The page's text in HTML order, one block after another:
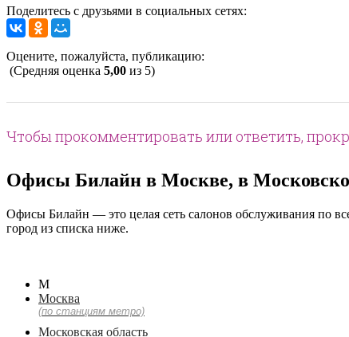
Поделитесь с друзьями в социальных сетях:
Оцените, пожалуйста, публикацию:
(Средняя оценка 5,00 из 5)
Чтобы прокомментировать или ответить,
Офисы Билайн в Москве, в
Офисы Билайн — это целая сеть салонов обслуживания по
город из списка ниже.
М
Москва
(по станциям метро)
Московская область